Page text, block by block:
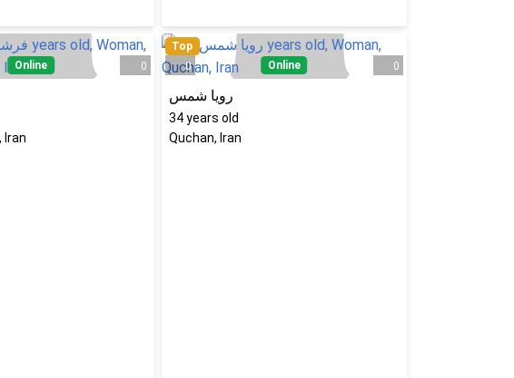
Online 0
Iran
Top
0
Online 0
رویا شمس
34 years old
Quchan, Iran